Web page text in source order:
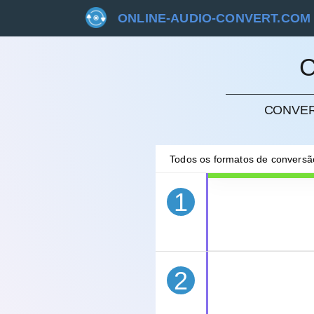
ONLINE-AUDIO-CONVERT.COM
Todos os formatos de
1
2